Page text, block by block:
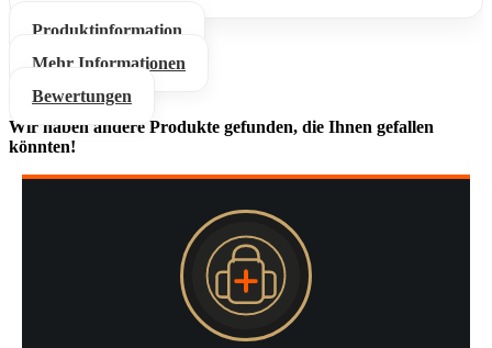
Produktinformation
Mehr Informationen
Bewertungen
Wir haben andere Produkte gefunden, die Ihnen gefallen
könnten!